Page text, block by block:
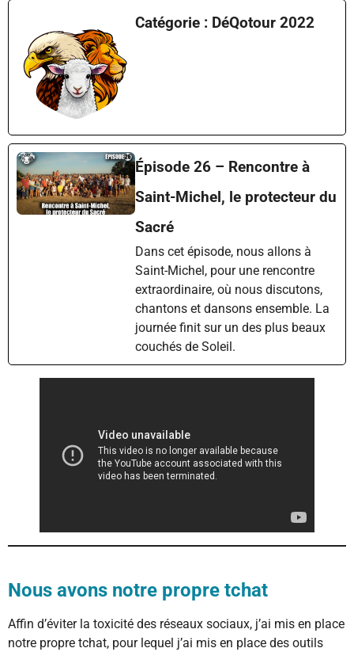
Catégorie : DéQotour 2022
Épisode 26 – Rencontre à
Saint-Michel, le protecteur du
Sacré
Dans cet épisode, nous allons à
Saint-Michel, pour une rencontre
extraordinaire, où nous discutons,
chantons et dansons ensemble. La
journée finit sur un des plus beaux
couchés de Soleil.
Nous avons notre propre tchat
Affin d’éviter la toxicité des réseaux sociaux, j’ai mis en place
notre propre tchat, pour lequel j’ai mis en place des outils